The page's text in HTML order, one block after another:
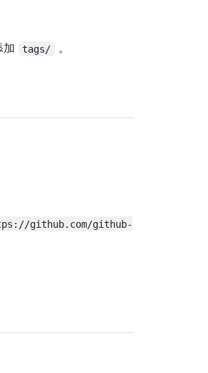
加
tags/ 。
github.com/github-